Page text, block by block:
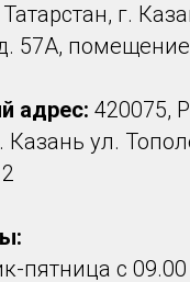
г.
57А,
адрес: 420075,
Казань ул.
пятница с 09.00